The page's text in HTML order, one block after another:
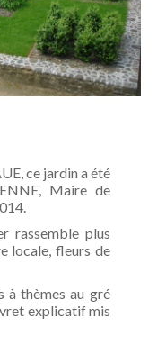
ce jardin a été
Maire de
rassemble plus
locale, fleurs de
à thèmes au gré
explicatif mis